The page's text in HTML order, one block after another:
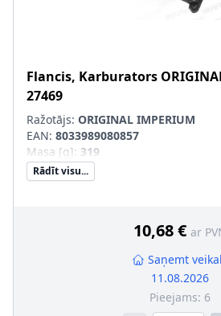
Flancis, Karburators
27469
Ražotājs: ORIGINAL IMPERIUM
EAN: 8033989080857
Masa [g]: 319
Rādīt visu...
10,68 € ar
Saņemt
11.08.2026
Pieejams: 6